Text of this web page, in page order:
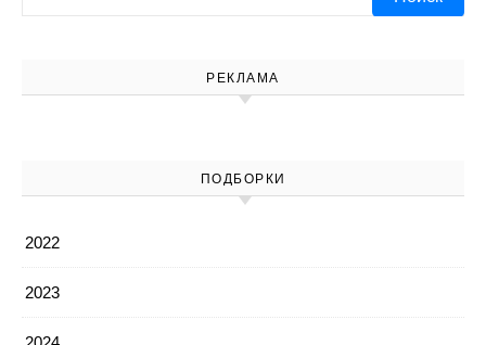
РЕКЛАМА
ПОДБОРКИ
2022
2023